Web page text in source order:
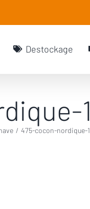
Destockage
1
/ 475-cocon-nordique-1